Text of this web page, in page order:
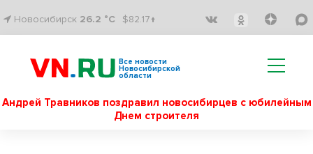
Новосибирск 26.2 °C $82.17↑
Все новости
Новосибирской
области
Андрей Травников поздравил новосибирцев с юбилейным
Днем строителя